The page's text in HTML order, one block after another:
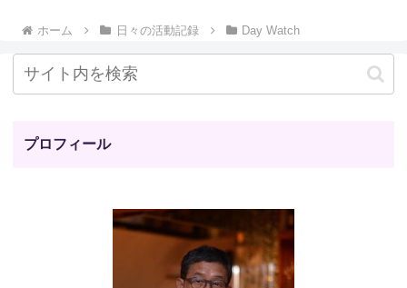
ホーム 日々の活動記録 Day Watch
プロフィール